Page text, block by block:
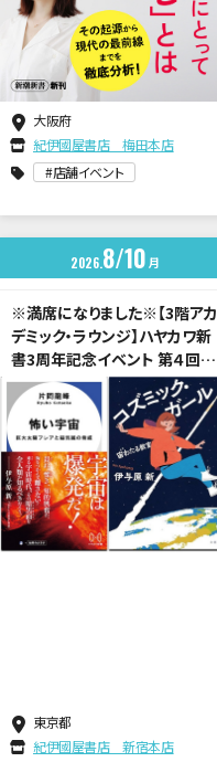
大阪府
紀伊國屋書店 梅田本店
店舗イベント
2026 8 10 月
※満席になりました※【3階アカ
デミック・ラウンジ】ハヤカワ新
書3周年記念イベント 第４回
「宇宙は希望か、暗黒か？」片岡
龍峰 × 伊与原新
東京都
紀伊國屋書店 新宿本店